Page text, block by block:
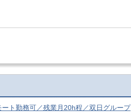
ト勤務可／残業月20h程／双日グループ